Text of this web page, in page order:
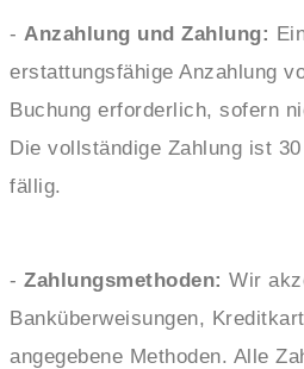
- Anzahlung und Zahlung:
erstattungsfähige Anzahlung
Buchung erforderlich, sofern
Die vollständige Zahlung ist
fällig.
-Zahlungsmethoden: Wir
Banküberweisungen,
angegebene Methoden. Alle